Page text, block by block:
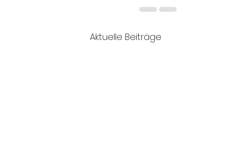
Aktuelle Beiträge